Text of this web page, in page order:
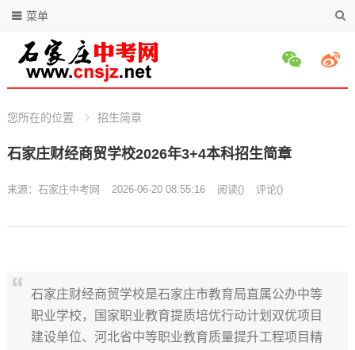
菜单
您所在的位置 招生简章
石家庄财经商贸学校2026年3+4本科招生简章
来源： 石家庄中考网 2026-06-20 08:55:16 阅读() 评论()
石家庄财经商贸学校是石家庄市教育局直属公办中等
职业学校，国家职业教育提质培优行动计划双优项目
建设单位、河北省中等职业教育质量提升工程项目精